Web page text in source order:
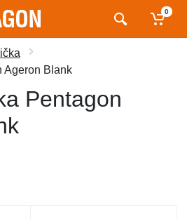
0
Ageron Blank
Pentagon